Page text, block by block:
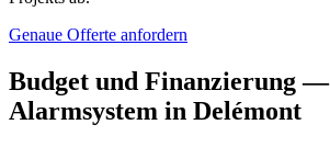
Genaue Offerte anfordern
Budget und Finanzierung —
Alarmsystem in Delémont